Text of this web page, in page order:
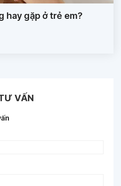
hay gặp ở trẻ em?
VẤN